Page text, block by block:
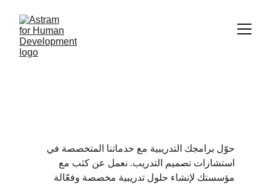
حوّل برامجك التدريبية مع خدماتنا المتخصصة في
استشارات تصميم التدريب. نعمل عن كثب مع
مؤسستك لإنشاء حلول تدريبية مخصصة وفعّالة